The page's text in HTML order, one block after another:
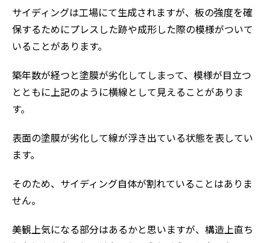
サイディングは工場にて生成されますが、板の強度を確
保するためにプレスした跡や成形した際の模様がついて
いることがあります。
築年数が経つと塗膜が劣化してしまって、模様が目立つ
とともに上記のように横線として見えることがありま
す。
表面の塗膜が劣化して線が浮き出ている状態を表してい
ます。
そのため、サイディング自体が割れていることはありま
せん。
美観上気になる部分はあるかと思いますが、構造上直ち